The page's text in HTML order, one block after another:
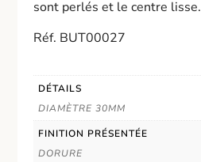
sont perlés et le centre lisse.
Réf. BUT00027
DÉTAILS
DIAMÈTRE 30MM
FINITION PRÉSENTÉE
DORURE